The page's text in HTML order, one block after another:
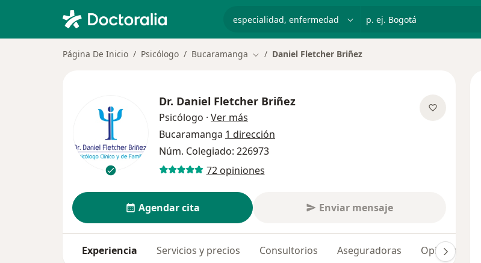
p. ej. Bogotá
Página De Inicio Psicólogo Bucaramanga Cambiar de ciudad
Daniel Fletcher Briñez
Dr. Daniel Fletcher Briñez
Psicólogo · Ver más
Bucaramanga 1 dirección
Núm. Colegiado: 226973
72 opiniones
Agendar cita Enviar mensaje
Experiencia Servicios y precios Consultorios Aseguradoras Opiniones (72)